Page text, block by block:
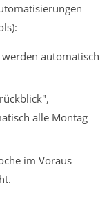
automatisch
alle Montag
im Voraus